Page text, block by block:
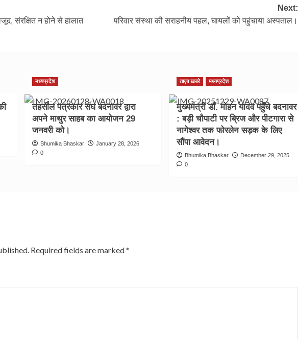
संरक्षित न होने से हालात
Next:
परिवार संस्था की सराहनीय पहल, घायलों को पहुंचाया अस्पताल।
मध्यप्रदेश
तहसील पत्रकार संघ बदनावर द्वारा
अपने माथुर साहब का आयोजन 29
जनवरी को।
Bhumika Bhaskar
January 28, 2026
0
ताज़ा खबरे मध्यप्रदेश
मुख्यमंत्री डॉ. मोहन यादव पहुँचे बदनावर
: बड़ी चौपाटी पर ब्रिज और पीटगारा से
नागेश्वर तक फोरलेन सड़क के लिए
सौंपा आवेदन।
Bhumika Bhaskar
December 29, 2025
0
Required fields are marked*